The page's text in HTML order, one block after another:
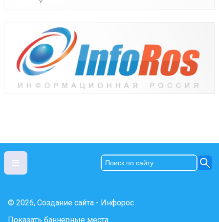
© 2026, Создание сайта - Инфорос
Показать баннерные места